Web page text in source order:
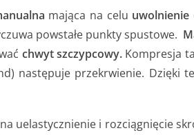
mająca na celu uwolnienie
powstałe punkty spustowe.
chwyt szczypcowy. Kompresja
następuje przekrwienie. Dzięki
uelastycznienie i rozciągnięcie